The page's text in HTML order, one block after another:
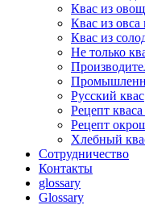
Квас из
Квас из
Квас из
Не только
Русский квас
Рецепт
Рецепт
Хлебный
Сотрудничество
Контакты
glossary
Glossary